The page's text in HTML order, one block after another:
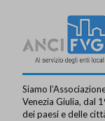
Siamo
Venezia Giulia, dal
dei paesi e delle